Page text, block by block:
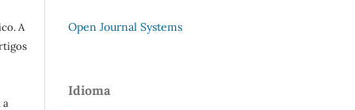
A
a
Open Journal Systems
Idioma